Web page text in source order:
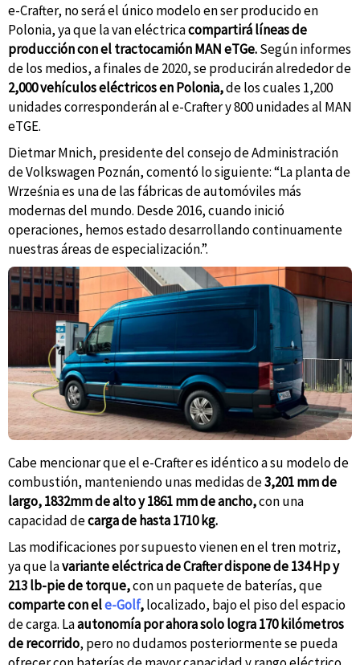
e-Crafter, no será el único modelo en ser producido en
Polonia, ya que la van eléctricacompartirá líneas de
producción con el tractocamión MAN eTGe.Según informes
de los medios, a finales de 2020, se producirán alrededor de
2,000 vehículos eléctricos en Polonia,de los cuales 1,200
unidades corresponderán al e-Crafter y 800 unidades al MAN
eTGE.
Dietmar Mnich, presidente del consejo de Administración
de Volkswagen Poznán, comentó lo siguiente: “La planta de
Września es una de las fábricas de automóviles más
modernas del mundo. Desde 2016, cuando inició
operaciones, hemos estado desarrollando continuamente
nuestras áreas de especialización.”.
Cabe mencionar que el e-Crafter es idéntico a su modelo de
combustión, manteniendo unas medidas de3,201 mm de
largo, 1832mm de alto y 1861 mm de ancho,con una
capacidad decarga de hasta 1710 kg.
Las modificaciones por supuesto vienen en el tren motriz,
ya que lavariante eléctrica de Crafter dispone de 134 Hp y
213 lb-pie de torque,con un paquete de baterías, que
comparte con ele-Golf,localizado, bajo el piso del espacio
de carga. Laautonomía por ahora solo logra 170 kilómetros
de recorrido, pero no dudamos posteriormente se pueda